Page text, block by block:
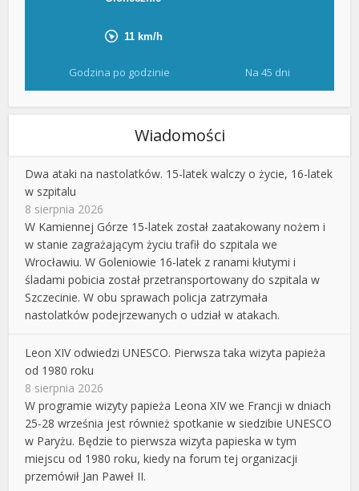
Godzina po godzinie Na 45 dni
Wiadomości
Dwa ataki na nastolatków. 15-latek walczy o życie, 16-latek
w szpitalu
8 sierpnia 2026
W Kamiennej Górze 15-latek został zaatakowany nożem i
w stanie zagrażającym życiu trafił do szpitala we
Wrocławiu. W Goleniowie 16-latek z ranami kłutymi i
śladami pobicia został przetransportowany do szpitala w
Szczecinie. W obu sprawach policja zatrzymała
nastolatków podejrzewanych o udział w atakach.
Leon XIV odwiedzi UNESCO. Pierwsza taka wizyta papieża
od 1980 roku
8 sierpnia 2026
W programie wizyty papieża Leona XIV we Francji w dniach
25-28 września jest również spotkanie w siedzibie UNESCO
w Paryżu. Będzie to pierwsza wizyta papieska w tym
miejscu od 1980 roku, kiedy na forum tej organizacji
przemówił Jan Paweł II.